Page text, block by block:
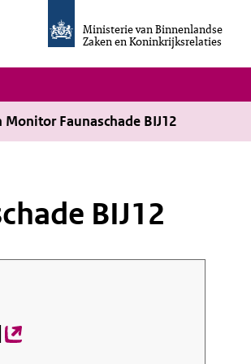
Ministerie van Binnenlandse
Zaken en Koninkrijksrelaties
van
Invulassistent
Toegankelijkheidsverklaring
Faunaschade BIJ12
BIJ12
(externe